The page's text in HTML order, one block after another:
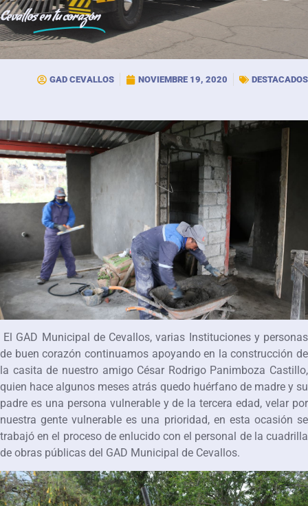
Cevallosen tu corazón
GAD CEVALLOS NOVIEMBRE 19, 2020 DESTACADOS
El GAD Municipal de Cevallos, varias Instituciones y personas
de buen corazón continuamos apoyando en la construcción de
la casita de nuestro amigo César Rodrigo Panimboza Castillo,
quien hace algunos meses atrás quedo huérfano de madre y su
padre es una persona vulnerable y de la tercera edad, velar por
nuestra gente vulnerable es una prioridad, en esta ocasión se
trabajó en el proceso de enlucido con el personal de la cuadrilla
de obras públicas del GAD Municipal de Cevallos.